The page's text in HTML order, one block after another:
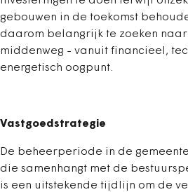
gebouwen in de toekomst
daarom belangrijk te zoeken
middenweg - vanuit financieel,
energetisch oogpunt.
Vastgoedstrategie
De beheerperiode in de
die samenhangt met de
is een uitstekende tijdlijn om de